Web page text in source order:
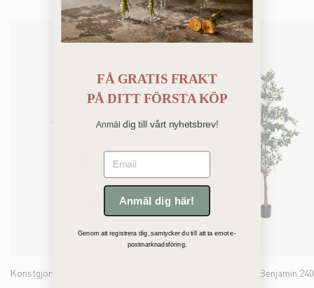
Konstgjord Eucalyptus 170cm
Konstgjord Fikus Benjamin
FÅ GRATIS FRAKT
PÅDITT FÖRSTA KÖP
Anmäl dig till vårt nyhetsbrev!
Email
Anmäl dig här!
Genom att registrera dig, samtycker du till att ta emot e-
postmarknadsföring.